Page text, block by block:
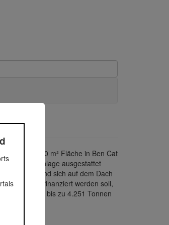
rund 21.000 m² Fläche in Ben Cat
Solaranlage ausgestattet
haben und sich auf dem Dach
finanziert werden soll,
bis zu 4.251 Tonnen